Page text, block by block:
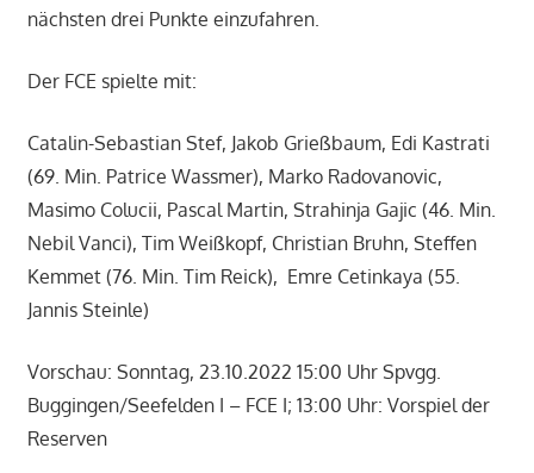
nächsten drei Punkte einzufahren.
Der FCE spielte mit:
Catalin-Sebastian Stef, Jakob Grießbaum, Edi Kastrati
(69. Min. Patrice Wassmer), Marko Radovanovic,
Masimo Colucii, Pascal Martin, Strahinja Gajic (46. Min.
Nebil Vanci), Tim Weißkopf, Christian Bruhn, Steffen
Kemmet (76. Min. Tim Reick), Emre Cetinkaya (55.
Jannis Steinle)
Vorschau: Sonntag, 23.10.2022 15:00 Uhr Spvgg.
Buggingen/Seefelden I – FCE I; 13:00 Uhr: Vorspiel der
Reserven